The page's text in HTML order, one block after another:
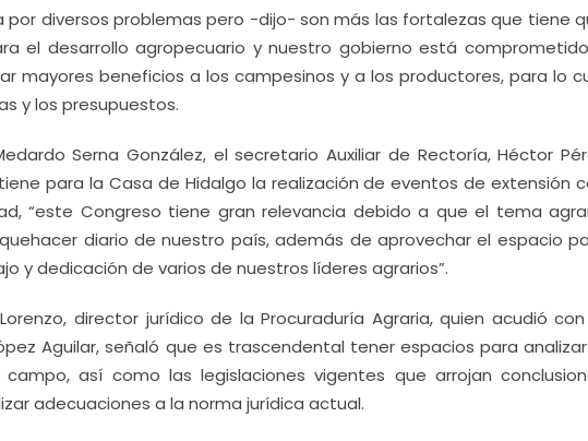
por diversos problemas pero -dijo- son más las fortalezas que tiene
el desarrollo agropecuario y nuestro gobierno está
mayores beneficios a los campesinos y a los productores, para lo
y los presupuestos.
Serna González, el secretario Auxiliar de Rectoría, Héctor
para la Casa de Hidalgo la realización de eventos de extensión
“este Congreso tiene gran relevancia debido a que el tema
diario de nuestro país, además de aprovechar el espacio
y dedicación de varios de nuestros líderes agrarios”.
director jurídico de la Procuraduría Agraria, quien acudió
Aguilar, señaló que es trascendental tener espacios para
así como las legislaciones vigentes que arrojan
adecuaciones a la norma jurídica actual.